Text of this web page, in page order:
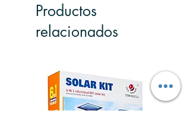
Productos
relacionados